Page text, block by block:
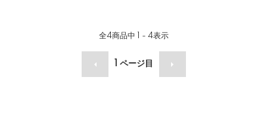
全4商品中 1 - 4表示
ページ目